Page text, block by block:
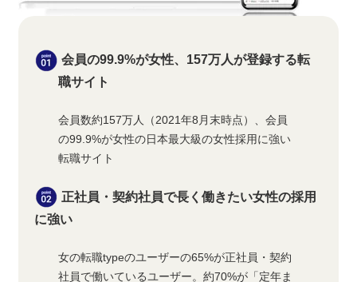
会員の99.9%が女性、157万人が登録する転
職サイト
会員数約157万人（2021年8月末時点）、会員
の99.9%が女性の日本最大級の女性採用に強い
転職サイト
正社員・契約社員で長く働きたい女性の採用
に強い
女の転職typeのユーザーの65%が正社員・契約
社員で働いているユーザー。約70%が「定年ま